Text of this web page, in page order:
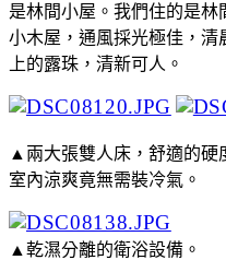
是林間小屋。我們住的是
小木屋，通風採光極佳，清
上的露珠，清新可人。
▲兩大張雙人床，舒適的硬
室內涼爽竟無需裝冷氣。
▲乾濕分離的衛浴設備。